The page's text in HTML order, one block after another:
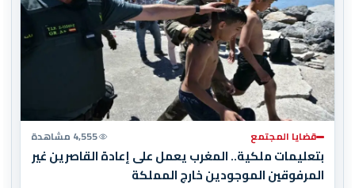
قضايا المجتمع 4,555 مشاهدة
بتعليمات ملكية.. المغرب يعمل على إعادة القاصرين غير
المرفوقين الموجودين خارج المملكة